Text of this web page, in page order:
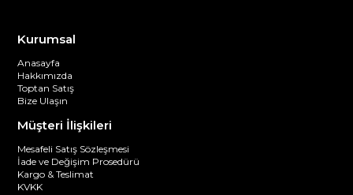
Kurumsal
Anasayfa
Hakkımızda
Toptan Satış
Bize Ulaşın
Müşteri İlişkileri
Mesafeli Satış Sözleşmesi
İade ve Değişim Prosedürü
Kargo & Teslimat
KVKK